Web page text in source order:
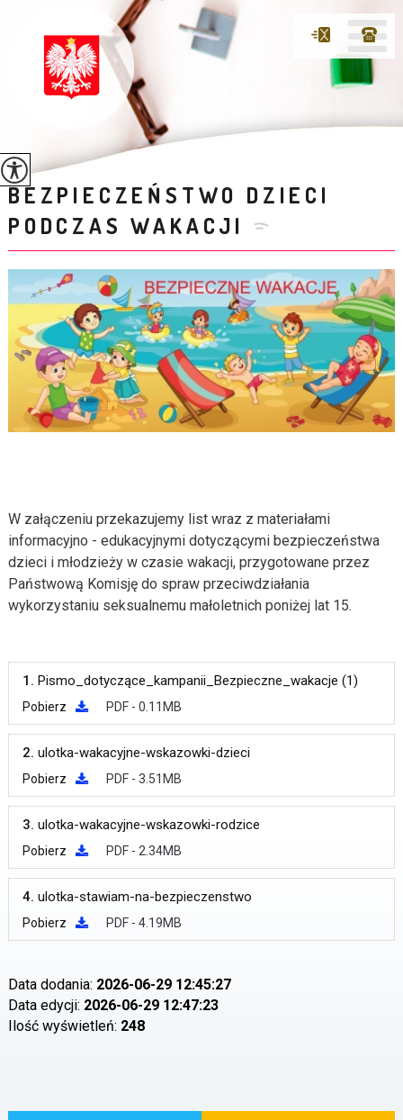
BEZPIECZEŃSTWO DZIECI
PODCZAS WAKACJI
W załączeniu przekazujemy list wraz z materiałami
informacyjno - edukacyjnymi dotyczącymi bezpieczeństwa
dzieci i młodzieży w czasie wakacji, przygotowane przez
Państwową Komisję do spraw przeciwdziałania
wykorzystaniu seksualnemu małoletnich poniżej lat 15.
1. Pismo_dotyczące_kampanii_Bezpieczne_wakacje (1)
Pobierz PDF - 0.11MB
2. ulotka-wakacyjne-wskazowki-dzieci
Pobierz PDF - 3.51MB
3. ulotka-wakacyjne-wskazowki-rodzice
Pobierz PDF - 2.34MB
4. ulotka-stawiam-na-bezpieczenstwo
Pobierz PDF - 4.19MB
Data dodania: 2026-06-29 12:45:27
Data edycji: 2026-06-29 12:47:23
Ilość wyświetleń: 248